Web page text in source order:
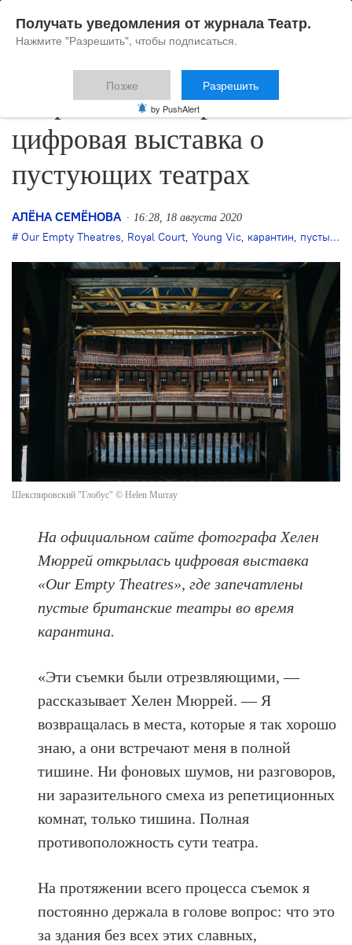
В Британии открылась
цифровая выставка о
пустующих театрах
АЛЁНА СЕМЁНОВА 16:28, 18 августа 2020
Our Empty Theatres, Royal Court, Young Vic, карантин, пустые театры
Шекспировский "Глобус" © Helen Murray
На официальном сайте фотографа Хелен
Мюррей открылась цифровая выставка
«Our Empty Theatres», где запечатлены
пустые британские театры во время
карантина.
«Эти съемки были отрезвляющими, —
рассказывает Хелен Мюррей. — Я
возвращалась в места, которые я так хорошо
знаю, а они встречают меня в полной
тишине. Ни фоновых шумов, ни разговоров,
ни заразительного смеха из репетиционных
комнат, только тишина. Полная
противоположность сути театра.
На протяжении всего процесса съемок я
постоянно держала в голове вопрос: что это
за здания без всех этих славных,
Получать уведомления от журнала Театр.
Нажмите "Разрешить", чтобы подписаться.
Позже Разрешить
by PushAlert